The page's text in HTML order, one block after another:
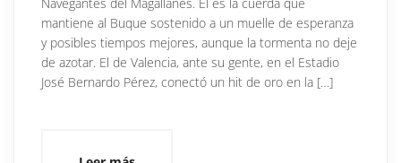
Navegantes del Magallanes. Él es la cuerda que
mantiene al Buque sostenido a un muelle de esperanza
y posibles tiempos mejores, aunque la tormenta no deje
de azotar. El de Valencia, ante su gente, en el Estadio
José Bernardo Pérez, conectó un hit de oro en la […]